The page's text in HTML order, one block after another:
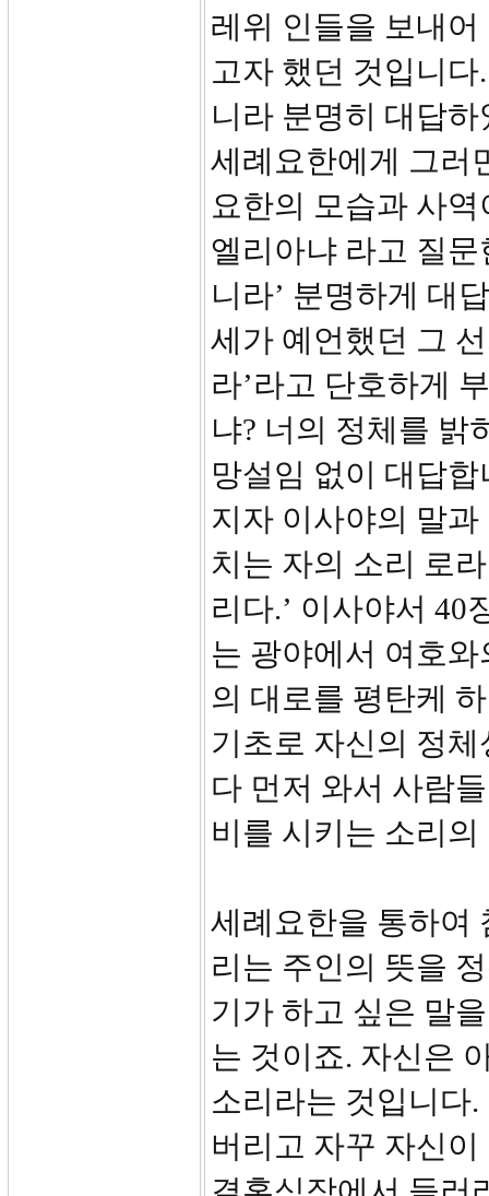
레위 인들을 보내
고자 했던 것입니
니라 분명히 대답
세례요한에게 그러
요한의 모습과 사
엘리아냐 라고 질
니라’ 분명하게 대
세가 예언했던 그
라’라고 단호하게
냐? 너의 정체를 밝
망설임 없이 대답
지자 이사야의 말
치는 자의 소리 로
리다.’ 이사야서 40
는 광야에서 여호
의 대로를 평탄케
기초로 자신의 정
다 먼저 와서 사람
비를 시키는 소리
세례요한을 통하여
리는 주인의 뜻을
기가 하고 싶은 말
는 것이죠. 자신은
소리라는 것입니다
버리고 자꾸 자신